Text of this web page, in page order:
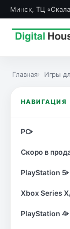
Минск, ТЦ
Главная Игры
НАВИГАЦИЯ
PC
Скоро в
PlayStation 5
Xbox Series
PlayStation 4